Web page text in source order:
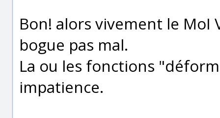
Bon! alors vivement le
bogue pas mal.
La ou les fonctions
impatience.